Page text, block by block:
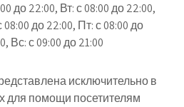
до 22:00, Вт: с 08:00 до 22:00,
до 22:00, Пт: с 08:00 до
Вс: с 09:00 до 21:00
исключительно в
для помощи посетителям